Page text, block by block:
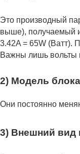
Это производный
выше), получаемый
3.42A = 65W (Ватт).
Важны лишь вольты
2) Модель
Они постоянно
3) Внешний вид